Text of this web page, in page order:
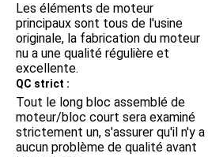
Les éléments de moteur
principaux sont tous de l'usine
originale, la fabrication du moteur
nu a une qualité régulière et
excellente.
QC strict :
Tout le long bloc assemblé de
moteur/bloc court sera examiné
strictement un, s'assurer qu'il n'y a